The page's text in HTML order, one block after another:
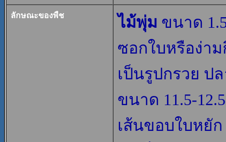
ลักษณะของพืช ไม้พุ่ม ขนาด
ซอกใบหรือง่า
เป็นรูปกรวย ป
ขนาด 11.5-
เส้นขอบใบหยั